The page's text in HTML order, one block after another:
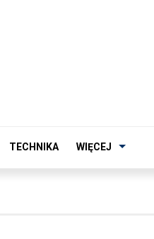
TECHNIKA WIĘCEJ